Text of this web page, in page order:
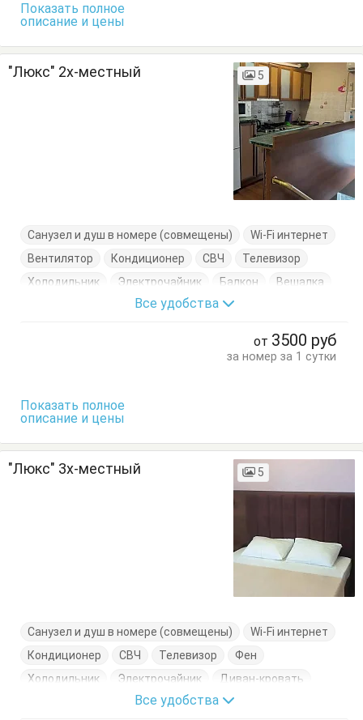
Показать полное
описание и цены
"Люкс" 2х-местный 5
Санузел и душ в номере (совмещены)
Wi-Fi интернет
Вентилятор
Кондиционер СВЧ
Телевизор
Холодильник
Электрочайник Балкон
Вешалка
Журнальный столик
Комод
Кровать двуспальная
Все удобства
от 3500 руб
за номер за 1 сутки
Показать полное
описание и цены
"Люкс" 3х-местный 5
Санузел и душ в номере (совмещены)
Wi-Fi интернет
Кондиционер
СВЧ Телевизор
Фен
Холодильник
Электрочайник
Диван-кровать
Журнальный столик
Комод
Кровать двуспальная
Все удобства